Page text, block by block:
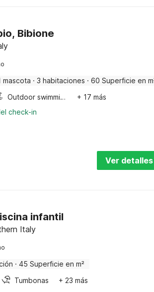
Bibione
mascota · 3 habitaciones · 60 Superficie en
Outdoor swimming pool
+ 17 más
check-in
Ver detalles
infantil
Italy
· 45 Superficie en m²
Tumbonas
+ 23 más